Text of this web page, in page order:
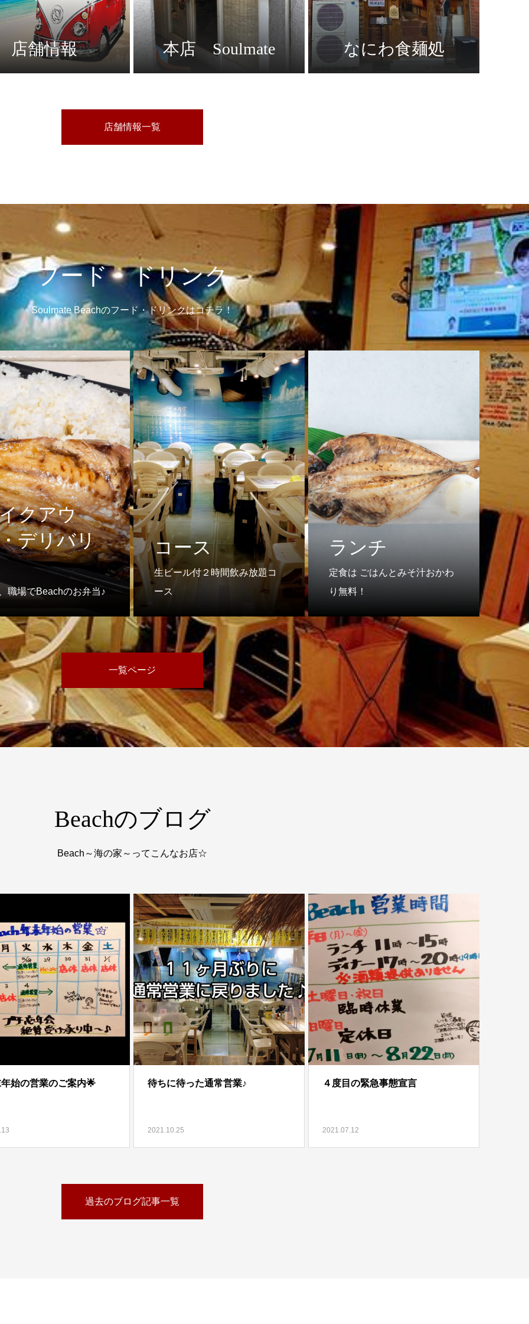
店舗情報 本店 Soulmate なにわ食麺処
店舗情報一覧
フード・ドリンク
Soulmate Beachのフード・ドリンクはコチラ！
クアウ
デリバリ
職場でBeachのお弁当♪
コース
生ビール付２時間飲み放題コ
ース
ランチ
定食は ごはんとみそ汁おかわ
り無料！
一覧ページ
Beachのブログ
Beach～海の家～ってこんなお店☆
始の営業のご案内🌟 待ちに待った通常営業♪
2021.10.25
４度目の緊急事態宣言
2021.07.12
過去のブログ記事一覧